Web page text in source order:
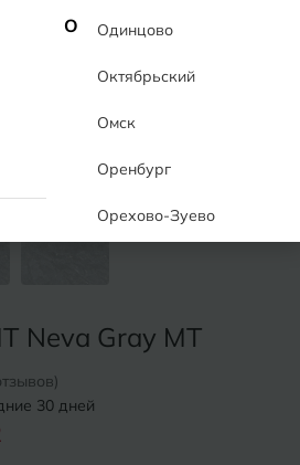
Neva Gray MT
30 дней
О Одинцово
Октябрьский
Омск
Оренбург
Орехово-Зуево
Подольск